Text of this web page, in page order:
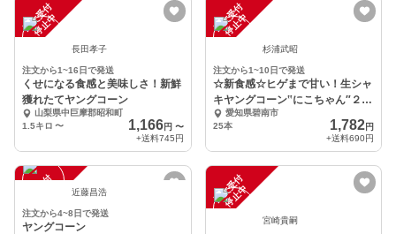
注
文
受
付
停
止
中
長田孝子
注文から1~16日で発送
くせになる食感と美味しさ！新鮮
獲れたてヤングコーン
山梨県中巨摩郡昭和町
1.5キロ 〜 1,166円 〜
+送料745円
注
文
受
付
停
止
中
杉浦武昭
注文から1~10日で発送
☆新食感☆ヒゲまで甘い！生シャ
キヤングコーン‟にこちゃん″２５
本 愛知県碧南市
25本
1,782円
+送料690円
注
文
受
付
停
止 近藤昌浩
注文から4~8日で発送
ヤングコーン
注
文
受
付
停
止
中
宮崎貴嗣